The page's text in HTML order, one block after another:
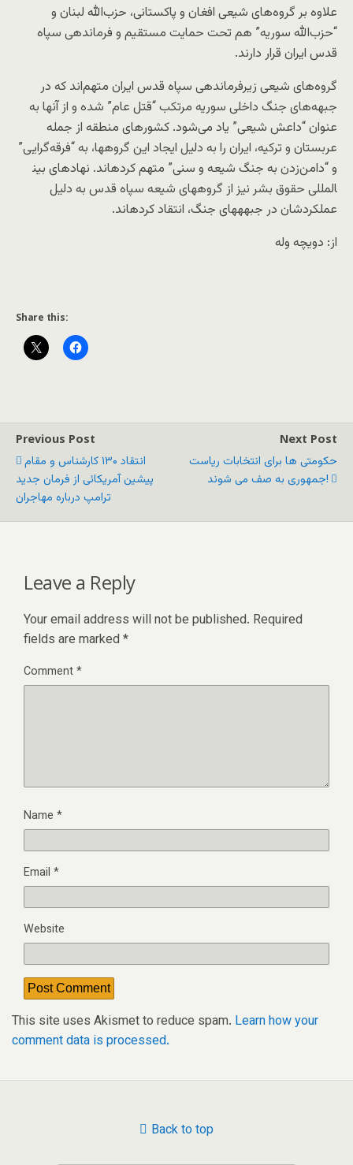
علاوه بر گروه‌های شیعی افغان و پاکستانی، حزب‌الله لبنان و
“حزب‌الله سوریه” هم تحت حمایت مستقیم و فرماندهی سپاه
قدس ایران قرار دارند.
گروه‌های شیعی زیرفرماندهی سپاه قدس ایران متهم‌اند که در
جبهه‌های جنگ داخلی سوریه مرتکب “قتل عام” شده و از آنها به
عنوان “داعش شیعی” یاد می‌شود. کشورهای منطقه از جمله
عربستان و ترکیه، ایران را به دلیل ایجاد این گروه​ها، به “فرقه‌گرایی”
و “دامن‌زدن به جنگ شیعه و سنی” متهم کرده​اند. نهادهای بین​
المللی حقوق بشر نیز از گروه​های شیعه سپاه قدس به دلیل
عملکردشان در جبهه​های جنگ، انتقاد کرده​اند.
از: دویچه وله
Share this:
Previous Post
انتقاد ۱۳۰ کارشناس و مقام
پیشین آمریکائی از فرمان جدید
ترامپ درباره مهاجران
Next Post
حکومتی ها برای انتخابات ریاست
جمهوری به صف می شوند!
Leave a Reply
Your email address will not be published. Required
fields are marked *
Comment*
Name *
Email *
Website
This site uses Akismet to reduce spam. Learn how your
comment data is processed.
Back to top